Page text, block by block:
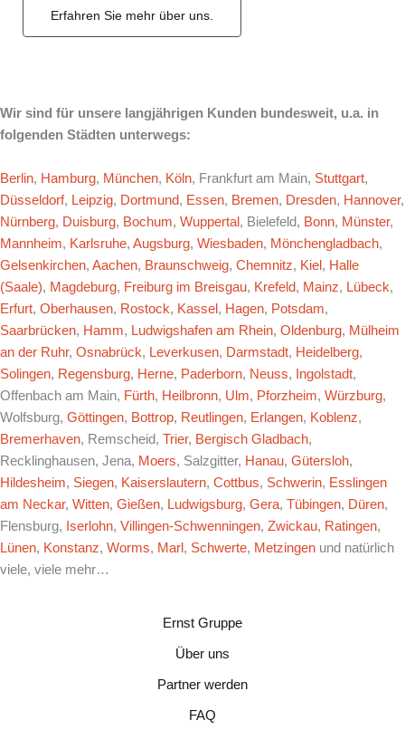
Erfahren Sie mehr über uns.
Wir sind für unsere langjährigen Kunden bundesweit, u.a. in
folgenden Städten unterwegs:
Berlin, Hamburg, München, Köln, Frankfurt am Main, Stuttgart,
Düsseldorf, Leipzig, Dortmund, Essen, Bremen, Dresden, Hannover,
Nürnberg, Duisburg, Bochum, Wuppertal , Bielefeld, Bonn, Münster,
Mannheim, Karlsruhe, Augsburg, Wiesbaden, Mönchengladbach,
Gelsenkirchen, Aachen, Braunschweig, Chemnitz, Kiel , Halle
(Saale), Magdeburg, Freiburg im Breisgau, Krefeld, Mainz, Lübeck,
Erfurt, Oberhausen, Rostock, Kassel , Hagen, Potsdam,
Saarbrücken, Hamm, Ludwigshafen am Rhein, Oldenburg, Mülheim
an der Ruhr, Osnabrück, Leverkusen, Darmstadt, Heidelberg,
Solingen, Regensburg, Herne, Paderborn, Neuss, Ingolstadt,
Offenbach am Main, Fürth, Heilbronn, Ulm, Pforzheim, Würzburg,
Wolfsburg, Göttingen, Bottrop, Reutlingen, Erlangen, Koblenz,
Bremerhaven, Remscheid, Trier, Bergisch Gladbach,
Recklinghausen, Jena, Moers, Salzgitter, Hanau, Gütersloh,
Hildesheim, Siegen, Kaiserslautern, Cottbus, Schwerin, Esslingen
am Neckar, Witten, Gießen, Ludwigsburg, Gera, Tübingen, Düren,
Flensburg, Iserlohn, Villingen-Schwenningen, Zwickau, Ratingen,
Lünen, Konstanz, Worms, Marl , Schwerte, Metzingen und natürlich
viele, viele mehr…
Ernst Gruppe
Über uns
Partner werden
FAQ